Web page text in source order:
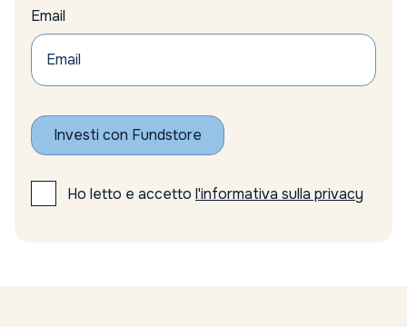
Email
Investi con Fundstore
Ho letto e accetto l'informativa sulla privacy